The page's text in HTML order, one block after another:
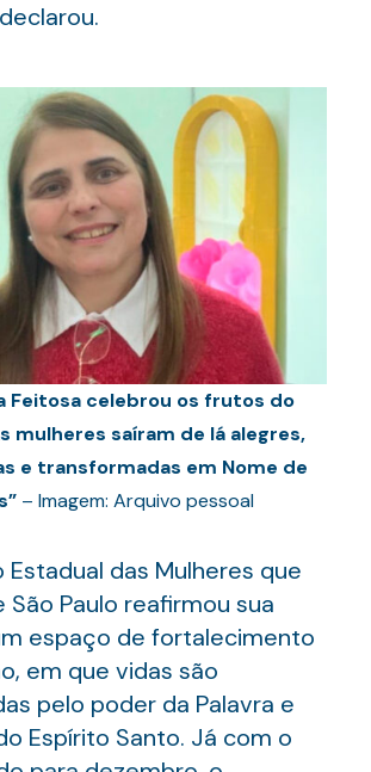
Feitosa celebrou os frutos do
mulheres saíram de lá alegres,
e transformadas em Nome de
– Imagem: Arquivo pessoal
Estadual das Mulheres que
São Paulo reafirmou sua
espaço de fortalecimento
em que vidas são
pelo poder da Palavra e
Espírito Santo. Já com o